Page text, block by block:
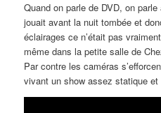
Quand on parle de DVD, on
jouait avant la nuit tombée et
éclairages ce n’était pas
même dans la petite salle de
Par contre les caméras
vivant un show assez statique et